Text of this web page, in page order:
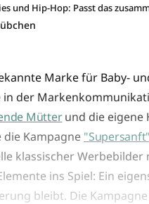
und Hip-Hop: Passt das
Marke für Baby-
in der
Mütterund die eigene
die Kampagne "Supersanft"
klassischer
ins Spiel: Ein
bleibt. Die